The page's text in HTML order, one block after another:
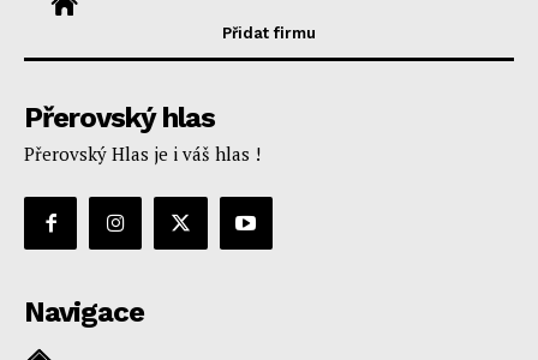
Přidat firmu
Přerovský hlas
Přerovský Hlas je i váš hlas !
Navigace